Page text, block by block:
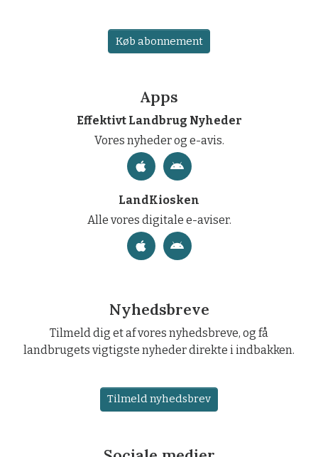
Køb abonnement
Apps
Effektivt Landbrug Nyheder
Vores nyheder og e-avis.
LandKiosken
Alle vores digitale e-aviser.
Nyhedsbreve
Tilmeld dig et af vores nyhedsbreve, og få
landbrugets vigtigste nyheder direkte i indbakken.
Tilmeld nyhedsbrev